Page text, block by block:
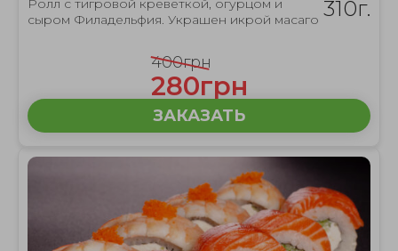
Ролл с тигровой креветкой, огурцом и
сыром Филадельфия. Украшен икрой масаго 310г.
400грн
280грн
ЗАКАЗАТЬ